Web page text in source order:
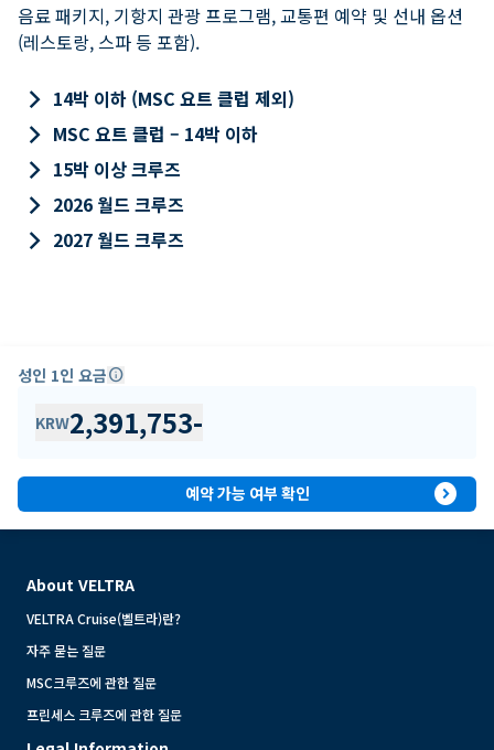
음료 패키지, 기항지 관광 프로그램, 교통편 예약 및 선내 옵션
(레스토랑, 스파 등 포함).
keyboard_arrow_right 14박 이하 (MSC 요트 클럽 제외)
keyboard_arrow_right MSC 요트 클럽 – 14박 이하
keyboard_arrow_right 15박 이상 크루즈
keyboard_arrow_right 2026 월드 크루즈
keyboard_arrow_right 2027 월드 크루즈
성인 1인 요금info
KRW2,391,753-
예약 가능 여부 확인 expand_circle_right
About VELTRA
VELTRA Cruise(벨트라)란?
자주 묻는 질문
MSC크루즈에 관한 질문
프린세스 크루즈에 관한 질문